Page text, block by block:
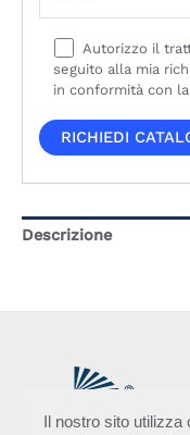
Autorizzo il
seguito alla mia
in conformità con la
Descrizione
Il nostro sito